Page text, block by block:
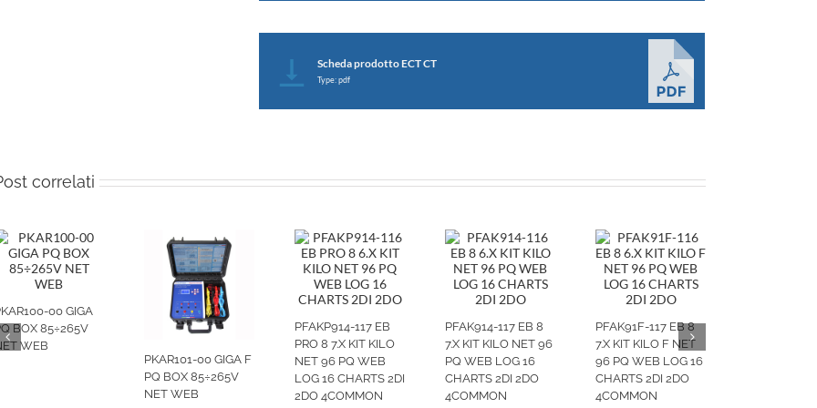
Scheda prodotto ECT CT
Type: pdf
correlati
00 GIGA
BOX 85÷265V
WEB
PKAR101-00 GIGA F
PQ BOX 85÷265V
NET WEB
PFAKP914-117 EB
PRO 8 7.X KIT KILO
NET 96 PQ WEB
LOG 16 CHARTS 2DI
2DO 4COMMON
PFAK914-117 EB 8
7.X KIT KILO NET 96
PQ WEB LOG 16
CHARTS 2DI 2DO
4COMMON
PFAK91F-117 EB 8
7.X KIT KILO F NET
96 PQ WEB LOG 16
CHARTS 2DI 2DO
4COMMON